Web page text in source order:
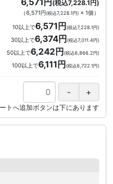
6,571円 (税込7,228.1円)
（6,571円(税込7,228.1円)× 1個 ）
10以上で6,571円(税込7,228.1円)
30以上で6,374円(税込7,011.4円)
50以上で6,242円(税込6,866.2円)
100以上で6,111円(税込6,722.1円)